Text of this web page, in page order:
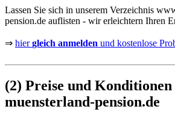
Lassen Sie sich in unserem Verzeichnis
pension.de auflisten - wir erleichtern Ihren
⇒ hiergleich anmelden und kostenlose
(2) Preise und Konditionen
muensterland-pension.de